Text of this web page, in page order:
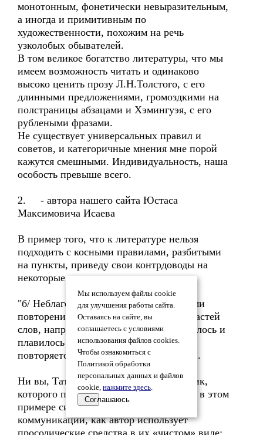
монотонным, фонетически невыразительным,
а иногда и примитивным по
художественности, похожим на речь
узколобых обывателей.
В том великое богатство литературы, что мы
имеем возможность читать и одинаково
высоко ценить прозу Л.Н.Толстого, с его
длинными предложениями, громоздкими на
полстраницы абзацами и Хэмингуэя, с его
рублеными фразами.
Не существует универсальных правил и
советов, и категоричные мнения мне порой
кажутся смешными. Индивидуальность, наша
особость превыше всего.
2. - автора нашего сайта Юстаса
Максимовича Исаева
В пример того, что к литературе нельзя
подходить с косными правилами, разбитыми
на пункты, приведу свои контрдоводы на
некоторые положения статьи:
"б/ Неблагозвучие создается случайными
повторениями одинаковых по звукам частей
слов, например: Небо, казалось, трескалось и
плавилось от жары (здесь навязчиво
повторяется звуковое сочетание -лось)".
Ни вы, Татьяна, ни уважаемый академик,
которого процитировали, не услышали в этом
примере ситуационной речевой
коммуникации, как автор использует
просодические средства в их «чистом» виде:
Мы используем файлы cookie
для улучшения работы сайта.
Оставаясь на сайте, вы
соглашаетесь с условиями
использования файлов cookies.
Чтобы ознакомиться с
Политикой обработки
персональных данных и файлов
cookie, нажмите здесь.
Соглашаюсь